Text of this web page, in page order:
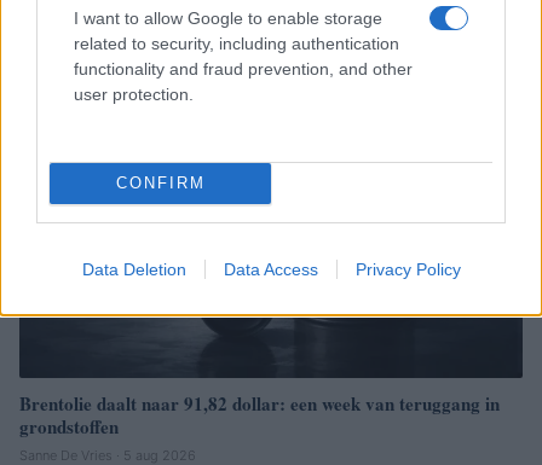
I want to allow Google to enable storage
related to security, including authentication
functionality and fraud prevention, and other
user protection.
CONFIRM
Data Deletion Data Access Privacy Policy
Sanne De Vries · 6 aug 2026
NEWS
Brentolie daalt naar 91,82 dollar: een week van teruggang in
grondstoffen
Sanne De Vries · 5 aug 2026